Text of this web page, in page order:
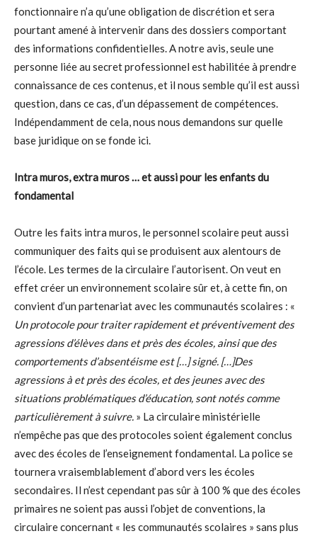
fonctionnaire n’a qu’une obligation de discrétion et sera
pourtant amené à intervenir dans des dossiers comportant
des informations confidentielles. A notre avis, seule une
personne liée au secret professionnel est habilitée à prendre
connaissance de ces contenus, et il nous semble qu’il est aussi
question, dans ce cas, d’un dépassement de compétences.
Indépendamment de cela, nous nous demandons sur quelle
base juridique on se fonde ici.
Intra muros, extra muros … et aussi pour les enfants du
fondamental
Outre les faits intra muros, le personnel scolaire peut aussi
communiquer des faits qui se produisent aux alentours de
l’école. Les termes de la circulaire l’autorisent. On veut en
effet créer un environnement scolaire sûr et, à cette fin, on
convient d’un partenariat avec les communautés scolaires : «
Un protocole pour traiter rapidement et préventivement des
agressions d’élèves dans et près des écoles, ainsi que des
comportements d’absentéisme est […] signé. […]Des
agressions à et près des écoles, et des jeunes avec des
situations problématiques d’éducation, sont notés comme
particulièrement à suivre. » La circulaire ministérielle
n’empêche pas que des protocoles soient également conclus
avec des écoles de l’enseignement fondamental. La police se
tournera vraisemblablement d’abord vers les écoles
secondaires. Il n’est cependant pas sûr à 100 % que des écoles
primaires ne soient pas aussi l’objet de conventions, la
circulaire concernant « les communautés scolaires » sans plus